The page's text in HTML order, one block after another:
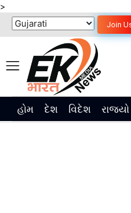
>
Join
હોમ દેશ વિદેશ રાજ્યો